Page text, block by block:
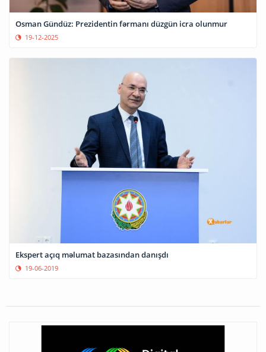
Osman Gündüz: Prezidentin fərmanı düzgün icra olunmur
19-12-2025
Ekspert açıq məlumat bazasından danışdı
19-06-2019